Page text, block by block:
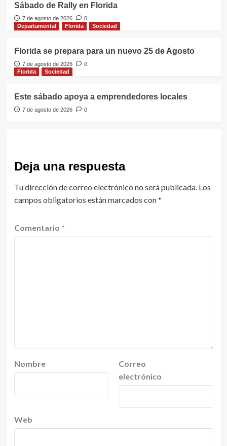
Sábado de Rally en Florida
7 de agosto de 2026
0
Departamental
Florida Sociedad
Florida se prepara para un nuevo 25 de Agosto
7 de agosto de 2026
0
Florida
Sociedad
Este sábado apoya a emprendedores locales
7 de agosto de 2026 0
Deja una respuesta
Tu dirección de correo electrónico no será publicada. Los
campos obligatorios están marcados con*
Comentario *
Nombre
Correo
electrónico
Web